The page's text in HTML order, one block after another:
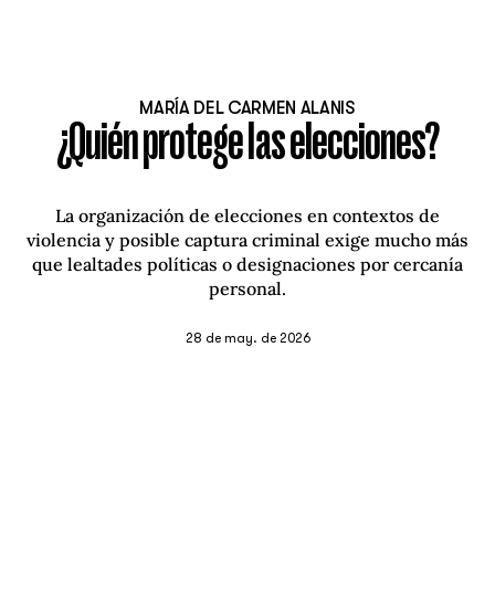
MARÍA DEL CARMEN ALANIS
¿Quién protege las elecciones?
La organización de elecciones en contextos de
violencia y posible captura criminal exige mucho más
que lealtades políticas o designaciones por cercanía
personal.
28 de may. de 2026